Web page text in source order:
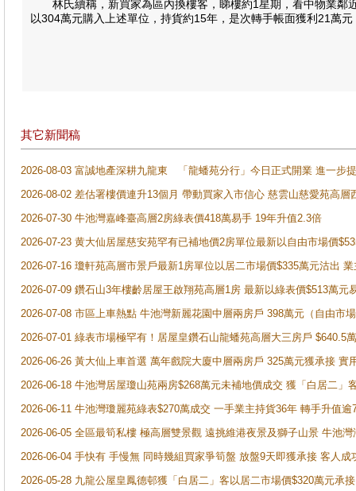
林氏續稱，新買家為區內換樓客，睇樓約1星期，看中物業鄰
以304萬元購入上述單位，持貨約15年，是次轉手帳面獲利21萬
其它新聞稿
2026-08-03 富誠地產深耕九龍東 「龍蟠苑分行」今日正式開業 進一步
2026-08-02 差估署樓價連升13個月 帶動買家入市信心 慈雲山慈愛苑高層
2026-07-30 牛池灣嘉峰臺高層2房綠表價418萬易手 19年升值2.3倍
2026-07-23 黄大仙居屋慈安苑罕有已補地價2房單位最新以自由市場價
2026-07-16 瓊軒苑高層市景戶最新1房單位以居二市場價$335萬元沽出
2026-07-09 鑽石山3年樓齡居屋王啟翔苑高層1房 最新以綠表價$513萬元
2026-07-08 市區上車熱點 牛池灣新麗花園中層兩房戶 398萬元（自由市
2026-07-01 綠表市場極罕有！居屋皇鑽石山龍蟠苑高層大三房戶
2026-06-26 黃大仙上車首選 萬年戲院大廈中層兩房戶 325萬元獲承接 實
2026-06-18 牛池灣居屋瓊山苑兩房$268萬元未補地價成交 獲「白居二」
2026-06-11 牛池灣瓊麗苑綠表$270萬成交 一手業主持貨36年 轉手升值逾
2026-06-05 全區最筍私樓 極高層雙景觀 遠挑維港夜景及獅子山景 牛池
2026-06-04 手快有 手慢無 同時幾組買家爭筍盤 放盤9天即獲承接 客人
2026-05-28 九龍公屋皇鳳德邨獲「白居二」客以居二市場價$320萬元承接